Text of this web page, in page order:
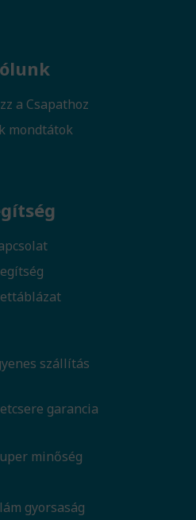
a Csapathoz
mondtátok
szállítás
garancia
minőség
gyorsaság